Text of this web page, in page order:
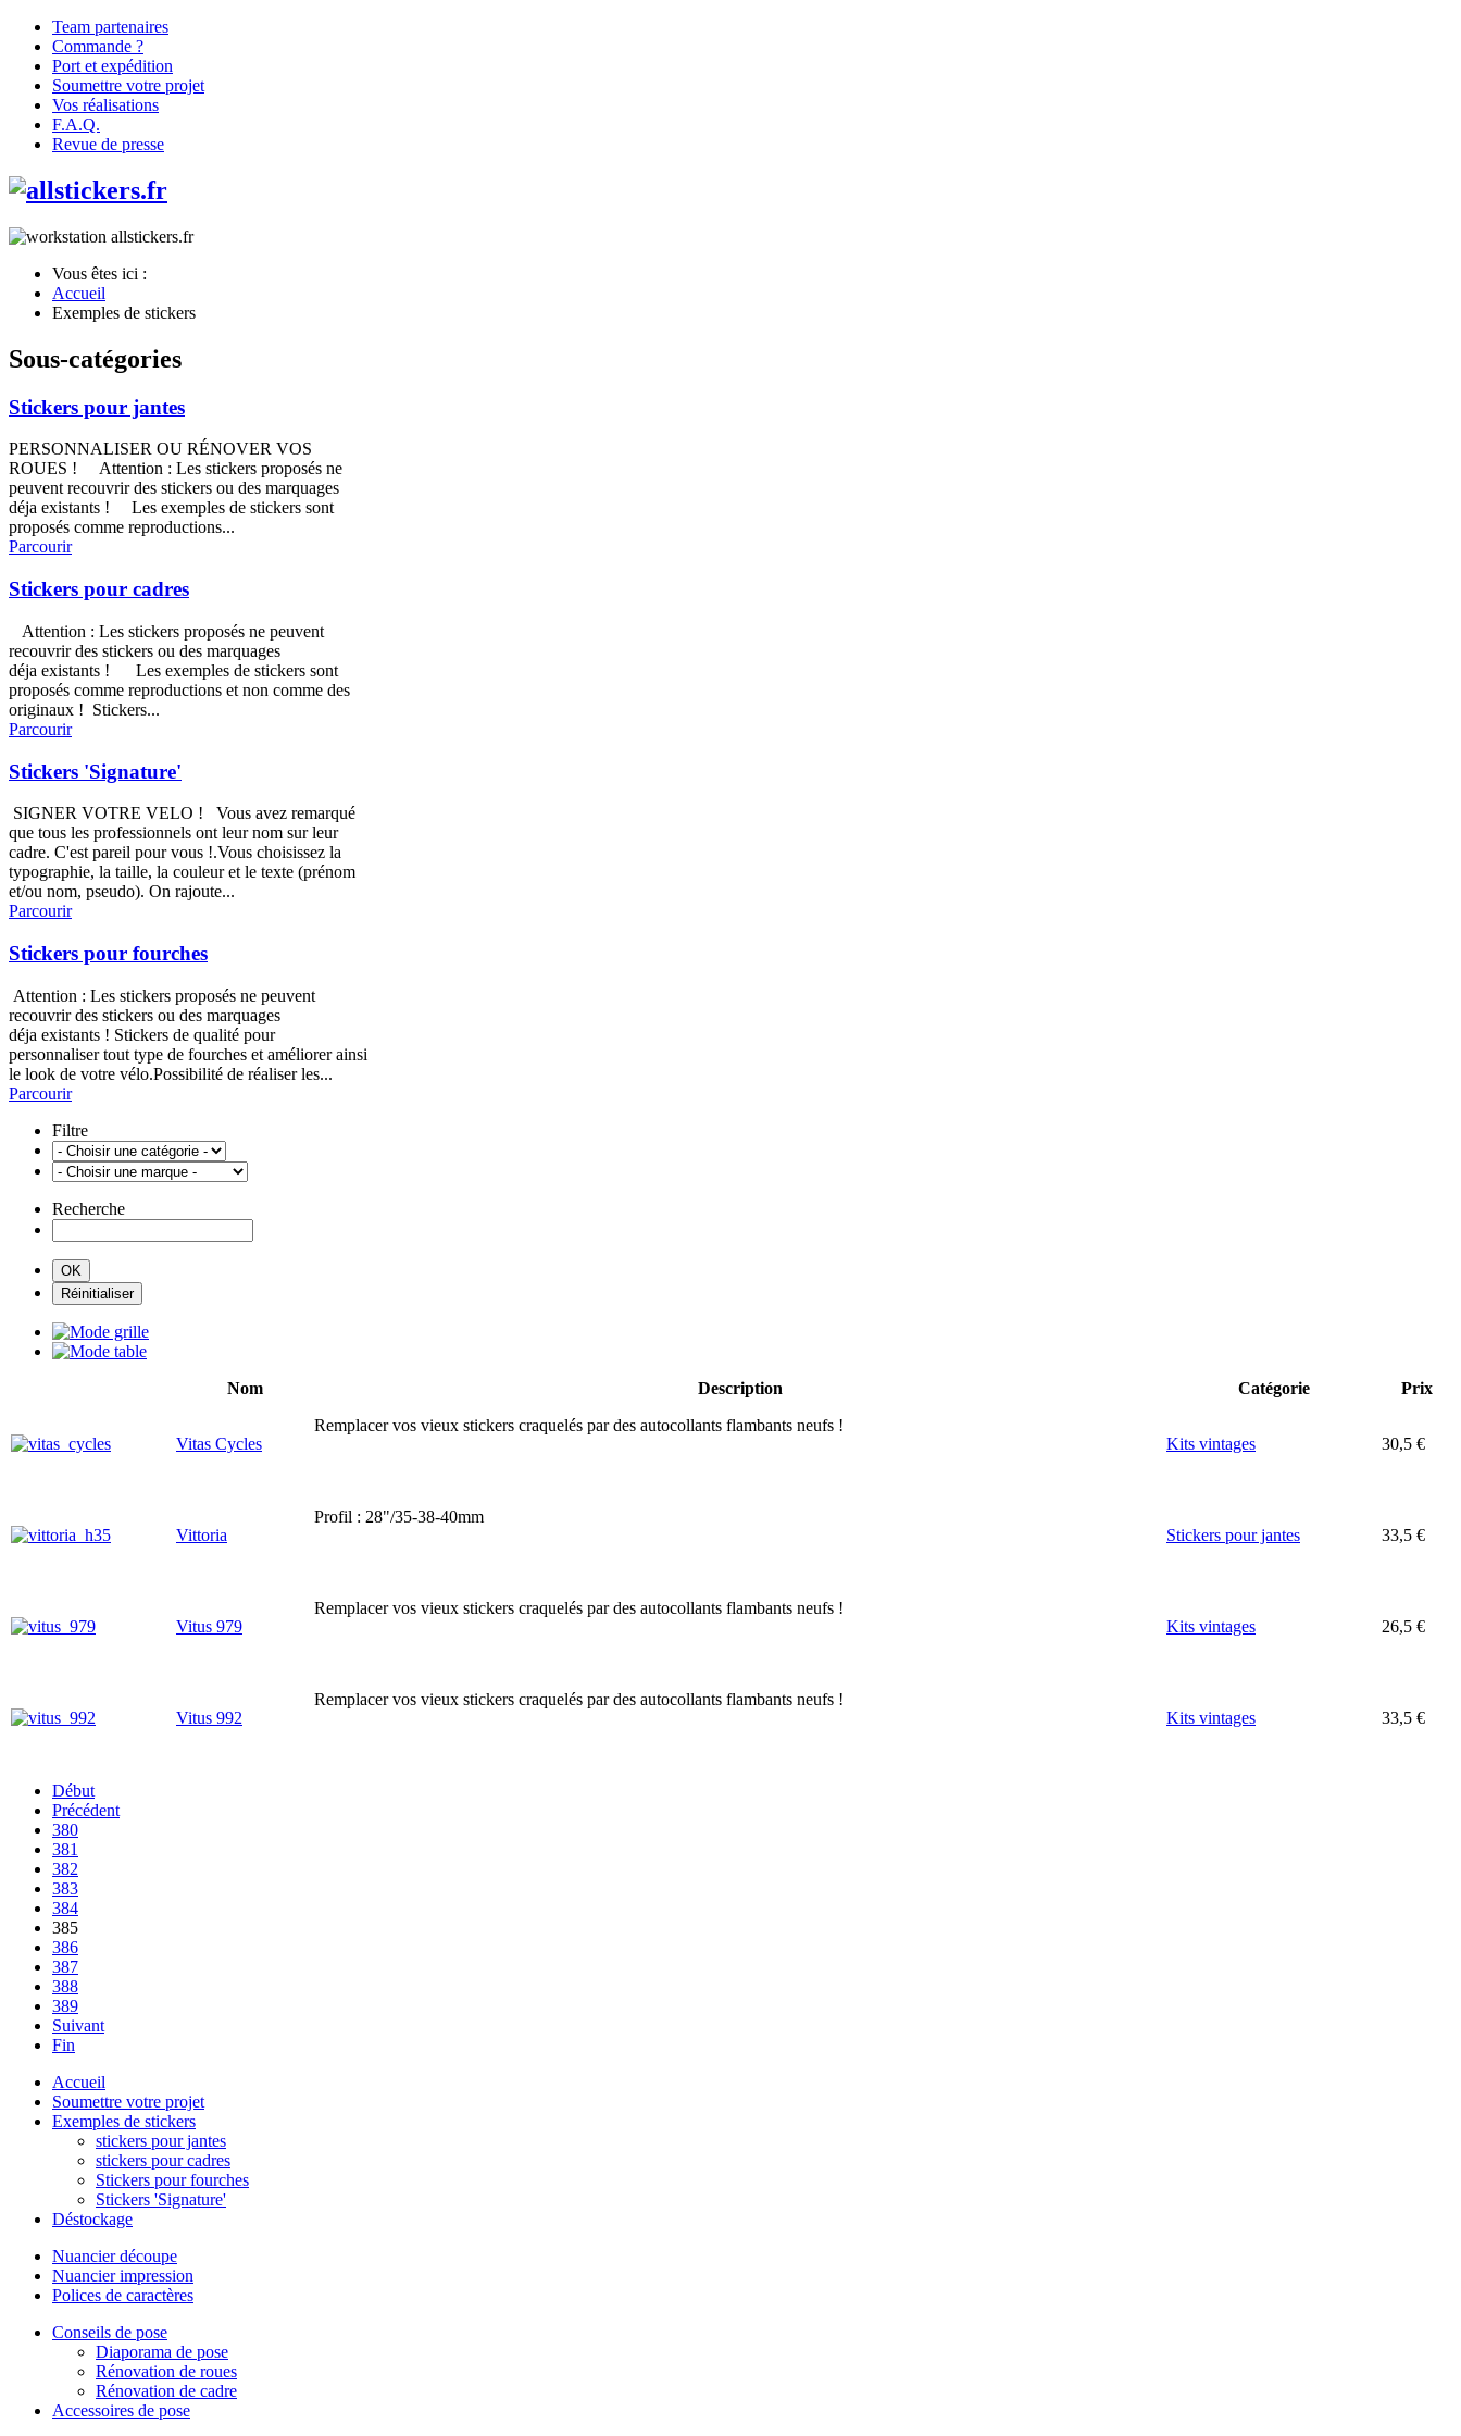
Team partenaires
Commande ?
Port et expédition
Soumettre votre projet
Vos réalisations
F.A.Q.
Revue de presse
Vous êtes ici :
Accueil
Exemples de stickers
Sous-catégories
Stickers pour jantes
PERSONNALISER OU RÉNOVER VOS
ROUES ! Attention : Les stickers proposés ne
peuvent recouvrir des stickers ou des marquages
déja existants ! Les exemples de stickers sont
proposés comme reproductions...
Parcourir
Stickers pour cadres
Attention : Les stickers proposés ne peuvent
recouvrir des stickers ou des marquages
déja existants ! Les exemples de stickers sont
proposés comme reproductions et non comme des
originaux ! Stickers...
Parcourir
Stickers 'Signature'
SIGNER VOTRE VELO ! Vous avez remarqué
que tous les professionnels ont leur nom sur leur
cadre. C'est pareil pour vous !.Vous choisissez la
typographie, la taille, la couleur et le texte (prénom
et/ou nom, pseudo). On rajoute...
Parcourir
Stickers pour fourches
Attention : Les stickers proposés ne peuvent
recouvrir des stickers ou des marquages
déja existants ! Stickers de qualité pour
personnaliser tout type de fourches et améliorer ainsi
le look de votre vélo.Possibilité de réaliser les...
Parcourir
Filtre
Recherche
Nom Description Catégorie Prix
Vitas Cycles
Remplacer vos vieux stickers craquelés par des autocollants flambants neufs !
Kits vintages
30,5 €
Vittoria
Profil : 28"/35-38-40mm
Stickers pour jantes
33,5 €
Vitus 979
Remplacer vos vieux stickers craquelés par des autocollants flambants neufs !
Kits vintages
26,5 €
Vitus 992
Remplacer vos vieux stickers craquelés par des autocollants flambants neufs !
Kits vintages
33,5 €
Début
Précédent
380
381
382
383
384
385
386
387
388
389
Suivant
Fin
Accueil
Soumettre votre projet
Exemples de stickers
stickers pour jantes
stickers pour cadres
Stickers pour fourches
Stickers 'Signature'
Déstockage
Nuancier découpe
Nuancier impression
Polices de caractères
Conseils de pose
Diaporama de pose
Rénovation de roues
Rénovation de cadre
Accessoires de pose